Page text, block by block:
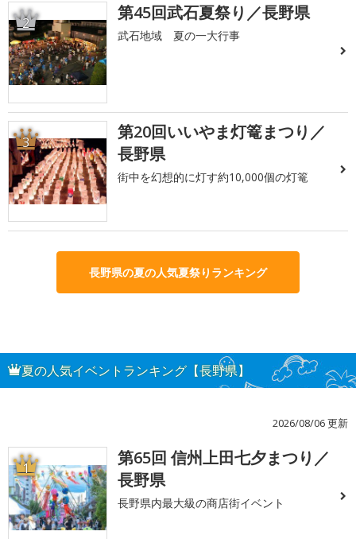
2 第45回武石夏祭り／長野県
武石地域 夏の一大行事
3
第20回いいやま灯篭まつり／
長野県
街中を幻想的に灯す約10,000個の灯篭
長野県の夏の人気夏祭りランキング
夏の人気イベントランキング【長野県】
2026/08/06 更新
1
第65回 信州上田七夕まつり／
長野県
長野県内最大級の商店街イベント